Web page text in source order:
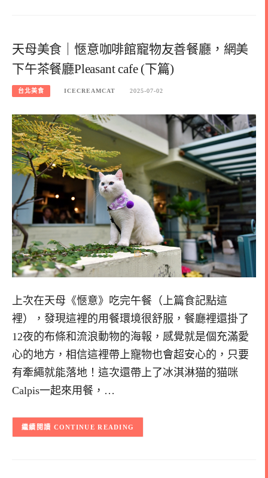
天母美食｜愜意咖啡館寵物友善餐廳，網美
下午茶餐廳Pleasant cafe (下篇)
台北美食 ICECREAMCAT 2025-07-02
上次在天母《愜意》吃完午餐（上篇食記點這
裡），發現這裡的用餐環境很舒服，餐廳裡還掛了
12夜的布條和流浪動物的海報，感覺就是個充滿愛
心的地方，相信這裡帶上寵物也會超安心的，只要
有牽繩就能落地！這次還帶上了冰淇淋猫的猫咪
Calpis一起來用餐，…
CONTINUE READING